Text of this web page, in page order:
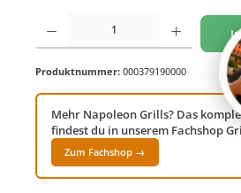
Produkt Anzahl: Gib den gewünschten Wert
Produktnummer: 000379190000
Mehr Napoleon Grills? Das
findest du in unserem Fachshop
Zum Fachshop →